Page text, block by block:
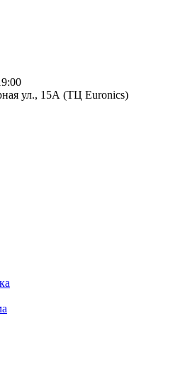
ул., 15А (ТЦ Euronics)